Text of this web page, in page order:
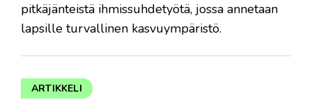
pitkäjänteistä ihmissuhdetyötä, jossa annetaan
lapsille turvallinen kasvuympäristö.
ARTIKKELI